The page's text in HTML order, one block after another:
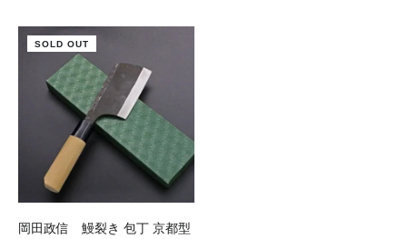
SOLD OUT
岡田政信 鰻裂き 包丁 京都型